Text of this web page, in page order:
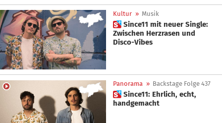
Kultur » Musik
 Since11 mit neuer Single:
Zwischen Herzrasen und
Disco-Vibes
Panorama » Backstage Folge 437
 Since11: Ehrlich, echt,
handgemacht